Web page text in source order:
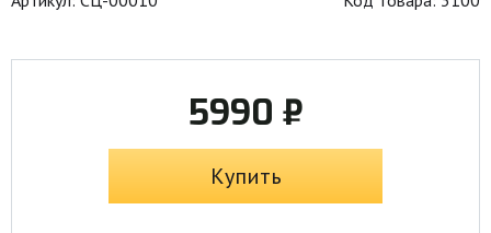
5990 ₽
Купить